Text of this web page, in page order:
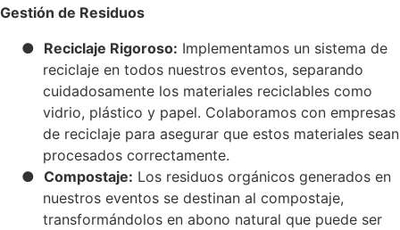
Gestión de Residuos
● Reciclaje Rigoroso: Implementamos un sistema de
reciclaje en todos nuestros eventos, separando
cuidadosamente los materiales reciclables como
vidrio, plástico y papel. Colaboramos con empresas
de reciclaje para asegurar que estos materiales sean
procesados correctamente.
● Compostaje: Los residuos orgánicos generados en
nuestros eventos se destinan al compostaje,
transformándolos en abono natural que puede ser